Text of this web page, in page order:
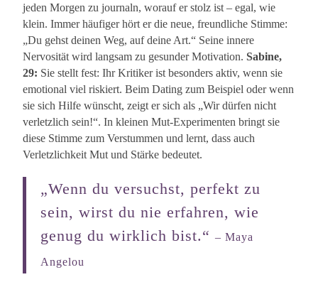
jeden Morgen zu journaln, worauf er stolz ist – egal, wie
klein. Immer häufiger hört er die neue, freundliche Stimme:
„Du gehst deinen Weg, auf deine Art.“ Seine innere
Nervosität wird langsam zu gesunder Motivation.Sabine,
29: Sie stellt fest: Ihr Kritiker ist besonders aktiv, wenn sie
emotional viel riskiert. Beim Dating zum Beispiel oder wenn
sie sich Hilfe wünscht, zeigt er sich als „Wir dürfen nicht
verletzlich sein!“. In kleinen Mut-Experimenten bringt sie
diese Stimme zum Verstummen und lernt, dass auch
Verletzlichkeit Mut und Stärke bedeutet.
„Wenn du versuchst, perfekt zu
sein, wirst du nie erfahren, wie
genug du wirklich bist.“– Maya
Angelou